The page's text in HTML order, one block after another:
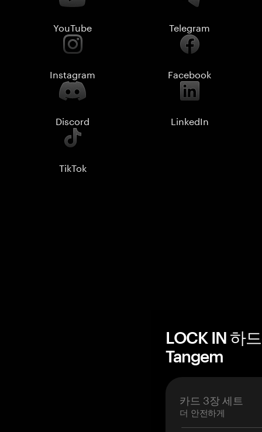
YouTube Telegram
Instagram Facebook
Discord LinkedIn
TikTok
LOCK IN 하
Tangem
카드 3장 세트
더 안전하게